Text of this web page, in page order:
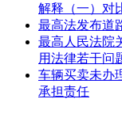
解释（一）对
最高法发布道
最高人民法院
用法律若干问
车辆买卖未办
承担责任